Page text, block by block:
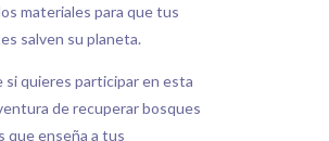
materiales para que tus
salven su planeta.
si quieres participar en esta
de recuperar bosques
que enseña a tus